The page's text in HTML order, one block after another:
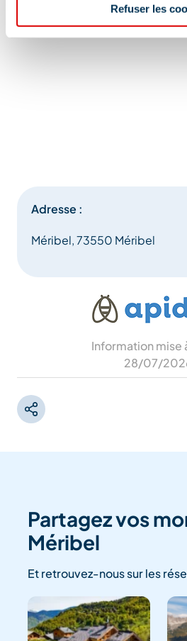
Refuser les
Adresse :
Méribel, 73550 Méribel
Information mise
28/07/
Partagez vos
Méribel
Et retrouvez-nous sur les